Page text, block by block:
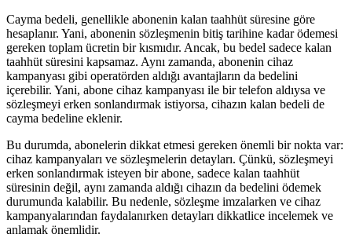
Cayma bedeli, genellikle abonenin kalan taahhüt süresine göre
hesaplanır. Yani, abonenin sözleşmenin bitiş tarihine kadar ödemesi
gereken toplam ücretin bir kısmıdır. Ancak, bu bedel sadece kalan
taahhüt süresini kapsamaz. Aynı zamanda, abonenin cihaz
kampanyası gibi operatörden aldığı avantajların da bedelini
içerebilir. Yani, abone cihaz kampanyası ile bir telefon aldıysa ve
sözleşmeyi erken sonlandırmak istiyorsa, cihazın kalan bedeli de
cayma bedeline eklenir.
Bu durumda, abonelerin dikkat etmesi gereken önemli bir nokta var:
cihaz kampanyaları ve sözleşmelerin detayları. Çünkü, sözleşmeyi
erken sonlandırmak isteyen bir abone, sadece kalan taahhüt
süresinin değil, aynı zamanda aldığı cihazın da bedelini ödemek
durumunda kalabilir. Bu nedenle, sözleşme imzalarken ve cihaz
kampanyalarından faydalanırken detayları dikkatlice incelemek ve
anlamak önemlidir.